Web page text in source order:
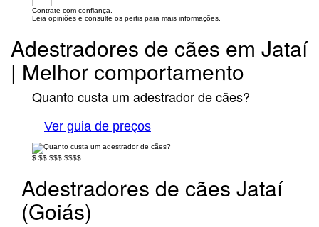
Contrate com confiança.
Leia opiniões e consulte os perfis para mais informações.
Adestradores de cães em Jataí
| Melhor comportamento
Quanto custa um adestrador de cães?
Ver guia de preços
$ $$ $$$ $$$$
Adestradores de cães Jataí
(Goiás)